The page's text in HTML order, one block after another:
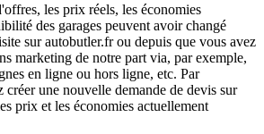
les prix réels, les économies
des garages peuvent avoir changé
sur autobutler.fr ou depuis que vous avez
marketing de notre part via, par exemple,
en ligne ou hors ligne, etc. Par
créer une nouvelle demande de devis sur
prix et les économies actuellement